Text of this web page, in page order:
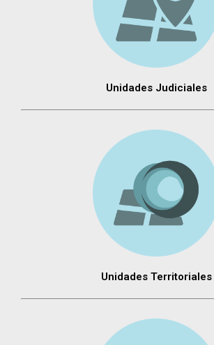
Unidades Judiciales
Unidades Territoriales